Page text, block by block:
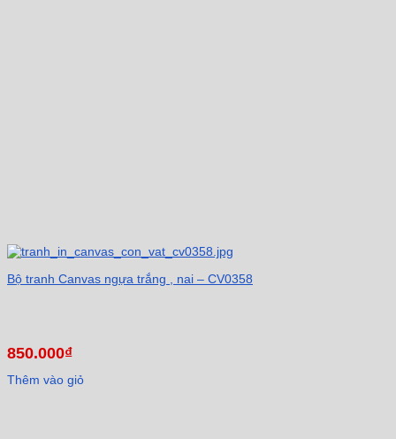
Bộ tranh Canvas ngựa trắng , nai – CV0358
850.000₫
Thêm vào giỏ